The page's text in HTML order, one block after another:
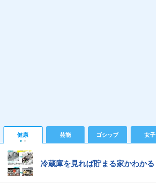
健康 芸能 ゴシップ 女子
冷蔵庫を見れば貯まる家かわかる